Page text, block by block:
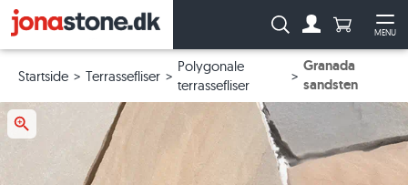
MENU
Søg: Antal
Startside Terrassefliser
Polygonale
terrassefliser
Granada
sandsten